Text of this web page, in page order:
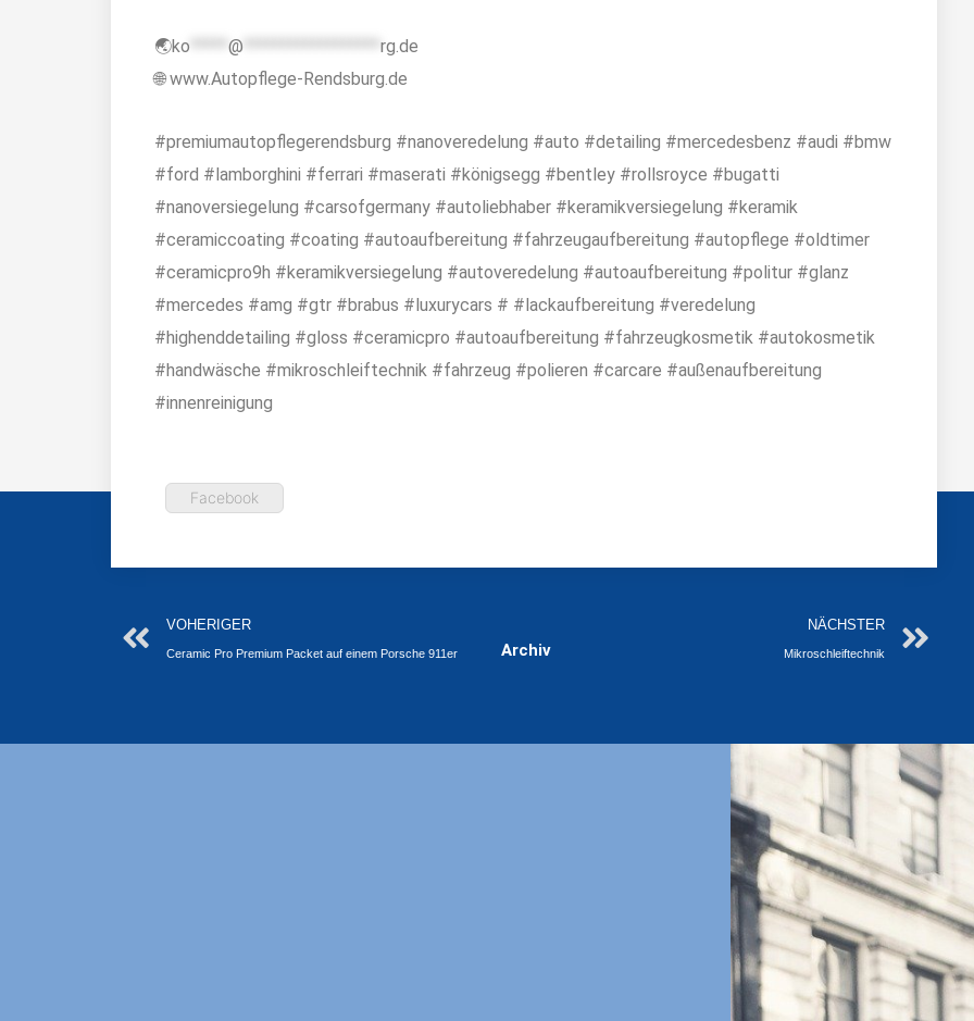
🌏ko @
rg.de
🌐 www.Autopflege-Rendsburg.de
#premiumautopflegerendsburg #nanoveredelung #auto #detailing #mercedesbenz #audi #bmw
#ford #lamborghini #ferrari #maserati #königsegg #bentley #rollsroyce #bugatti
#nanoversiegelung #carsofgermany #autoliebhaber #keramikversiegelung #keramik
#ceramiccoating #coating #autoaufbereitung #fahrzeugaufbereitung #autopflege #oldtimer
#ceramicpro9h #keramikversiegelung #autoveredelung #autoaufbereitung #politur #glanz
#mercedes #amg #gtr #brabus #luxurycars # #lackaufbereitung #veredelung
#highenddetailing #gloss #ceramicpro #autoaufbereitung #fahrzeugkosmetik #autokosmetik
#handwäsche #mikroschleiftechnik #fahrzeug #polieren #carcare #außenaufbereitung
#innenreinigung
Facebook
Archiv
Zurück
VOHERIGER
Ceramic Pro Premium Packet auf einem Porsche 911er
NÄCHSTER
Mikroschleiftechnik